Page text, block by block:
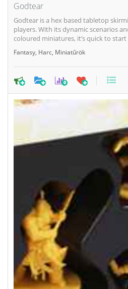
Godtear
Godtear is a hex based tabletop
players. With its dynamic scenarios
coloured miniatures, it’s quick to
Fantasy, Harc, Miniatűrök
0